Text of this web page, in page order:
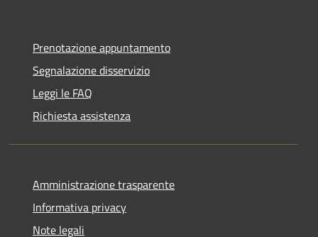
Prenotazione appuntamento
Segnalazione disservizio
Leggi le FAQ
Richiesta assistenza
Amministrazione trasparente
Informativa privacy
Note legali